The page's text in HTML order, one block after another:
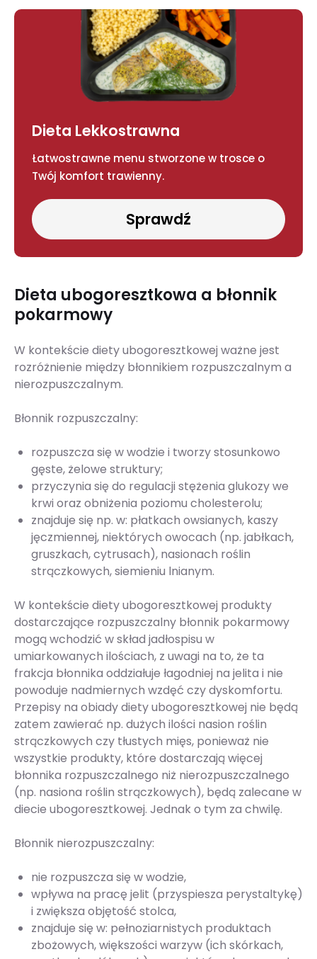
Dieta Lekkostrawna
Łatwostrawne menu stworzone w trosce o
Twój komfort trawienny.
Sprawdź
Dieta ubogoresztkowa a błonnik
pokarmowy
W kontekście diety ubogoresztkowej ważne jest
rozróżnienie między błonnikiem rozpuszczalnym a
nierozpuszczalnym.
Błonnik rozpuszczalny:
rozpuszcza się w wodzie i tworzy stosunkowo
gęste, żelowe struktury;
przyczynia się do regulacji stężenia glukozy we
krwi oraz obniżenia poziomu cholesterolu;
znajduje się np. w: płatkach owsianych, kaszy
jęczmiennej, niektórych owocach (np. jabłkach,
gruszkach, cytrusach), nasionach roślin
strączkowych, siemieniu lnianym.
W kontekście diety ubogoresztkowej produkty
dostarczające rozpuszczalny błonnik pokarmowy
mogą wchodzić w skład jadłospisu w
umiarkowanych ilościach, z uwagi na to, że ta
frakcja błonnika oddziałuje łagodniej na jelita i nie
powoduje nadmiernych wzdęć czy dyskomfortu.
Przepisy na obiady diety ubogoresztkowej nie będą
zatem zawierać np. dużych ilości nasion roślin
strączkowych czy tłustych mięs, ponieważ nie
wszystkie produkty, które dostarczają więcej
błonnika rozpuszczalnego niż nierozpuszczalnego
(np. nasiona roślin strączkowych), będą zalecane w
diecie ubogoresztkowej. Jednak o tym za chwilę.
Błonnik nierozpuszczalny:
nie rozpuszcza się w wodzie,
wpływa na pracę jelit (przyspiesza perystaltykę)
i zwiększa objętość stolca,
znajduje się w: pełnoziarnistych produktach
zbożowych, większości warzyw (ich skórkach,